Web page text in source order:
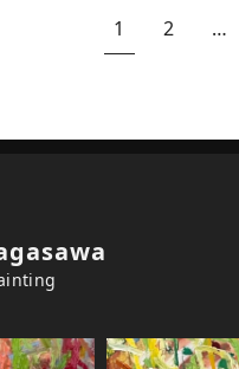
1 2 …